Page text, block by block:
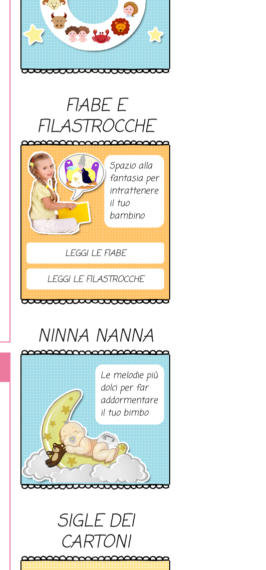
FIABE E
FILASTROCCHE
Spazio alla
fantasia per
intrattenere
il tuo
bambino
LEGGI LE FIABE
LEGGI LE FILASTROCCHE
NINNA NANNA
Le melodie più
dolci per far
addormentare
il tuo bimbo
SIGLE DEI
CARTONI